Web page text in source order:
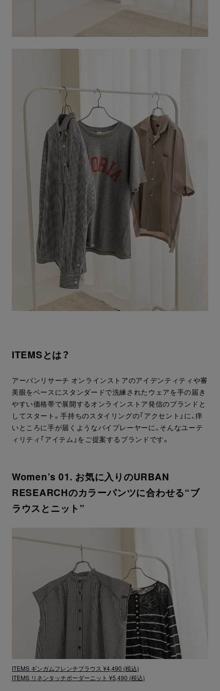
ITEMSとは？
アーバンリサーチ オンラインストアのアイデンティティや審
美眼をベースにスタンダードで洗練されたウェアを手の届き
やすい価格帯で展開するオンラインストア発信のブランドと
してスタート。手持ちのスタイリングの「アクセント」に、痒
いところに手が届くようなバイプレーヤーに、そんなユーテ
ィリティ「アイテム」をご提案するブランドです。
Women’s 01. お気に入りのURBAN
RESEARCHのカラーパンツに合わせる“ブ
ラウスとニット”
ITEMS ギンガムフレンチブラウス ¥4,490 (税込)
ITEMS リネンタッチボーダーニット ¥5,490 (税込)